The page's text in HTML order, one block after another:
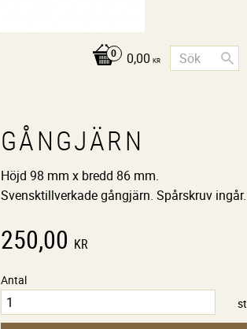
0,00 KR
GÅNGJÄRN
Höjd 98 mm x bredd 86 mm.
Svensktillverkade gångjärn. Spårskruv ingår.
250,00 KR
Antal
st